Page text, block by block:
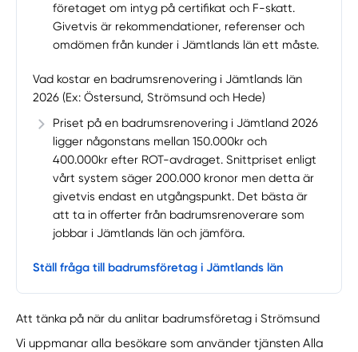
företaget om intyg på certifikat och F-skatt.
Givetvis är rekommendationer, referenser och
omdömen från kunder i Jämtlands län ett måste.
Vad kostar en badrumsrenovering i Jämtlands län
2026 (Ex: Östersund, Strömsund och Hede)
Priset på en badrumsrenovering i Jämtland 2026
ligger någonstans mellan 150.000kr och
400.000kr efter ROT-avdraget. Snittpriset enligt
vårt system säger 200.000 kronor men detta är
givetvis endast en utgångspunkt. Det bästa är
att ta in offerter från badrumsrenoverare som
jobbar i Jämtlands län och jämföra.
Ställ fråga till badrumsföretag i Jämtlands län
Att tänka på när du anlitar badrumsföretag i Strömsund
Vi uppmanar alla besökare som använder tjänsten Alla